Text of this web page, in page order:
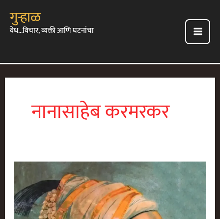
गुऱ्हाळ
वेध...विचार, व्यक्ती आणि घटनांचा
Main
नानासाहेब करमरकर